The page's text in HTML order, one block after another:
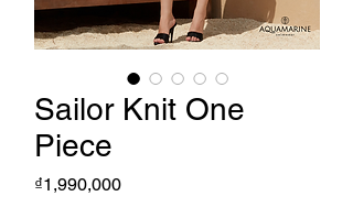
Sailor Knit One
Piece
₫1,990,000Price